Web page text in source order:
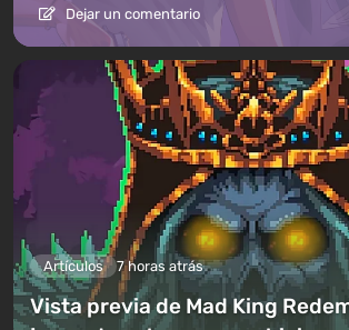
Dejar un comentario
Artículos 7 horas atrás
Vista previa de Mad King